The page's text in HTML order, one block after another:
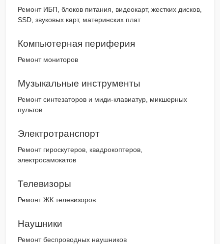
Ремонт ИБП, блоков питания, видеокарт, жестких дисков,
SSD, звуковых карт, материнских плат
Компьютерная периферия
Ремонт мониторов
Музыкальные инструменты
Ремонт синтезаторов и миди-клавиатур, микшерных
пультов
Электротранспорт
Ремонт гироскутеров, квадрокоптеров,
электросамокатов
Телевизоры
Ремонт ЖК телевизоров
Наушники
Ремонт беспроводных наушников